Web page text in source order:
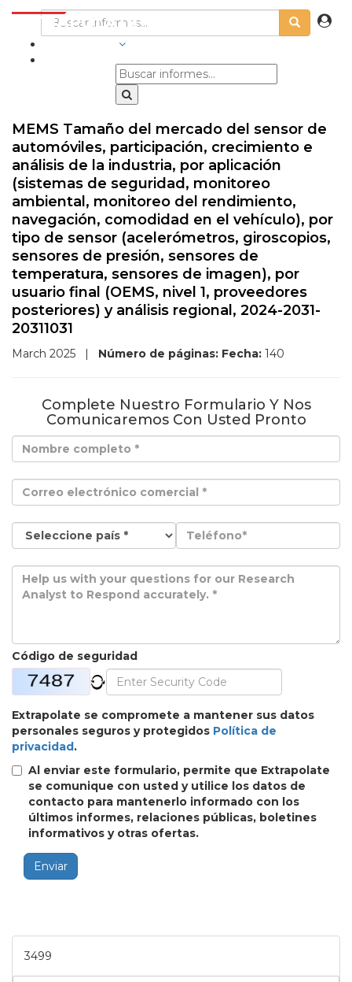
MEMS Tamaño del mercado del sensor de
automóviles, participación, crecimiento e
análisis de la industria, por aplicación
(sistemas de seguridad, monitoreo
ambiental, monitoreo del rendimiento,
navegación, comodidad en el vehículo), por
tipo de sensor (acelerómetros, giroscopios,
sensores de presión, sensores de
temperatura, sensores de imagen), por
usuario final (OEMS, nivel 1, proveedores
posteriores) y análisis regional, 2024-2031-
20311031
March 2025 | Número de páginas: Fecha: 140
Complete Nuestro Formulario Y Nos
Comunicaremos Con Usted Pronto
Código de seguridad
Extrapolate se compromete a mantener sus datos
personales seguros y protegidos Política de
privacidad.
Al enviar este formulario, permite que Extrapolate
se comunique con usted y utilice los datos de
contacto para mantenerlo informado con los
últimos informes, relaciones públicas, boletines
informativos y otras ofertas.
Enviar
3499